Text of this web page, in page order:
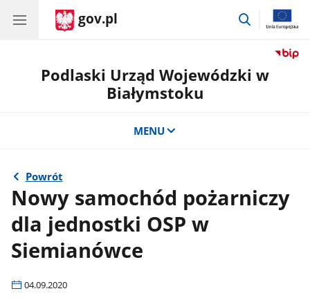
gov.pl
przejdź
Podlaski Urząd Wojewódzki w
Białymstoku
MENU
Powrót
Nowy samochód pożarniczy
dla jednostki OSP w
Siemianówce
04.09.2020